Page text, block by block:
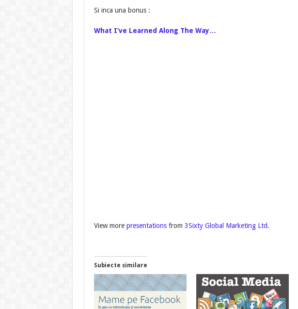
Si inca una bonus :
What I’ve Learned Along The Way…
View more presentationsfrom 3Sixty Global Marketing Ltd.
Subiecte similare